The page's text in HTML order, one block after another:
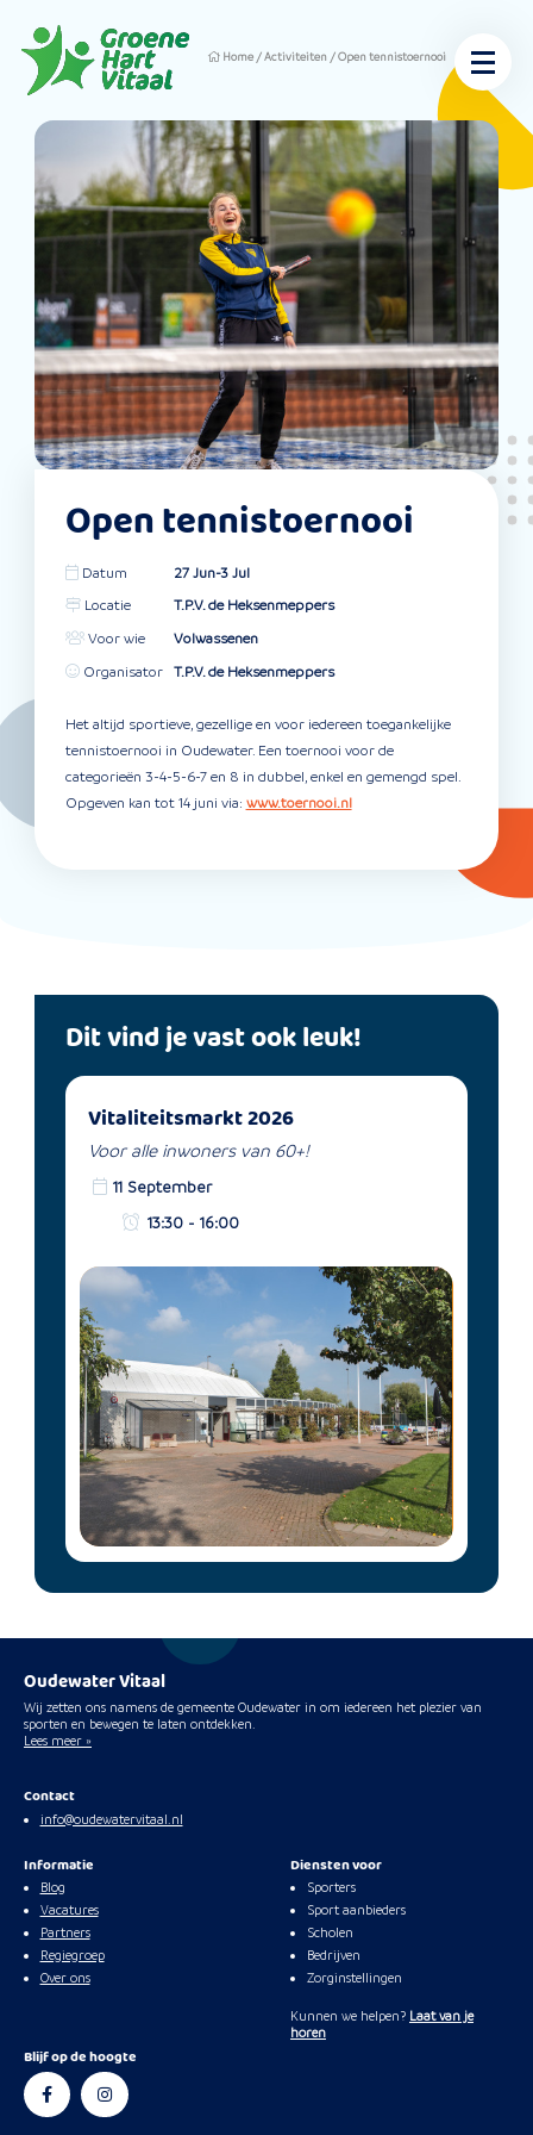
Home /Activiteiten /Open tennistoernooi
Open tennistoernooi
Datum
27 Jun-3 Jul
Locatie
T.P.V. de Heksenmeppers
Voor wie
Volwassenen
Organisator
T.P.V. de Heksenmeppers
Het altijd sportieve, gezellige en voor iedereen toegankelijke
tennistoernooi in Oudewater. Een toernooi voor de
categorieën 3-4-5-6-7 en 8 in dubbel, enkel en gemengd spel.
Opgeven kan tot 14 juni via: www.toernooi.nl
Dit vind je vast ook leuk!
Vitaliteitsmarkt 2026
Voor alle inwoners van 60+!
11 September
13:30 - 16:00
Oudewater Vitaal
Wij zetten ons namens de gemeente Oudewater in om iedereen het plezier van
sporten en bewegen te laten ontdekken.
Lees meer »
Contact
info@oudewatervitaal.nl
Informatie
Blog
Vacatures
Partners
Regiegroep
Over ons
Diensten voor
Sporters
Sport aanbieders
Scholen
Bedrijven
Zorginstellingen
Kunnen we helpen? Laat van je
horen
Blijf op de hoogte